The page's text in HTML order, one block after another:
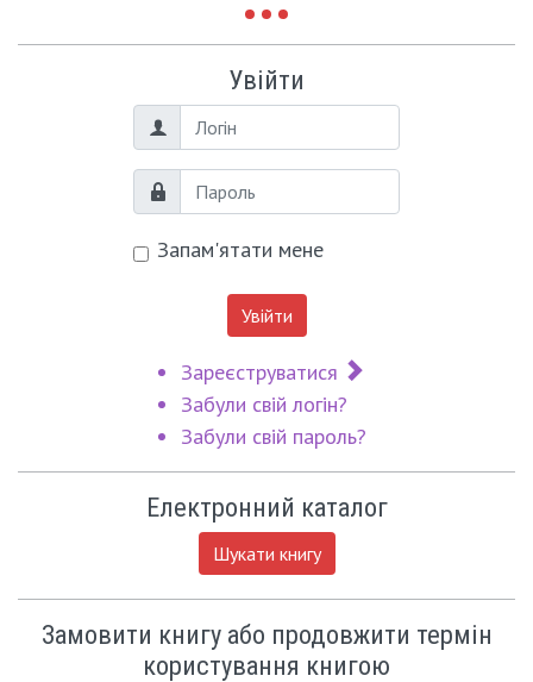
Увійти
Логін
Пароль
Запам'ятати мене
Увійти
Зареєструватися
Забули свій логін?
Забули свій пароль?
Електронний каталог
Шукати книгу
Замовити книгу або продовжити термін
користування книгою